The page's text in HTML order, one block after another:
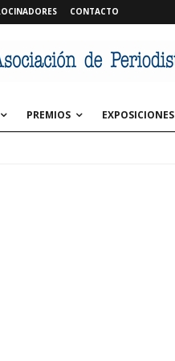
CONTACTO
PREMIOS EXPOSICIONES